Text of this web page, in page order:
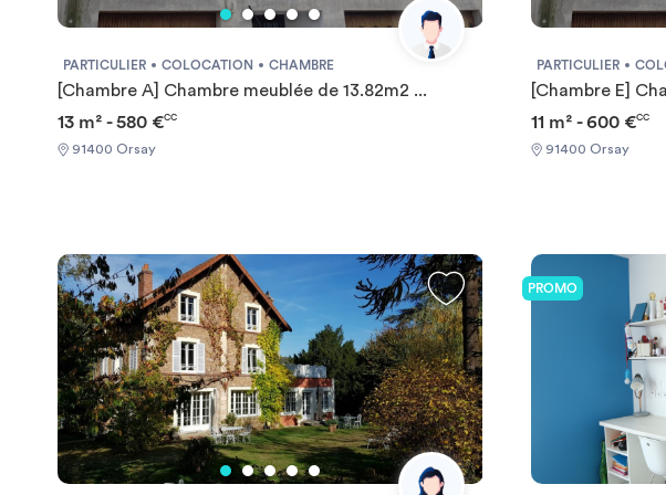
PARTICULIER COLOCATION CHAMBRE
[Chambre A] Chambre meublée de 13.82m2 ...
13 m² - 580 €CC
91400 Orsay
PARTICULIER
[Chambre E]
11 m² - 600 €CC
91400 Orsay
PROMO